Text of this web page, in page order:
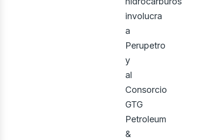
involucra
a
Perupetro
y
al
Consorcio
GTG
Petroleum
&